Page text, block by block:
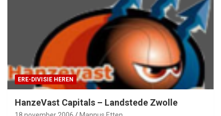
ERE-DIVISIE HEREN
HanzeVast Capitals – Landstede Zwolle